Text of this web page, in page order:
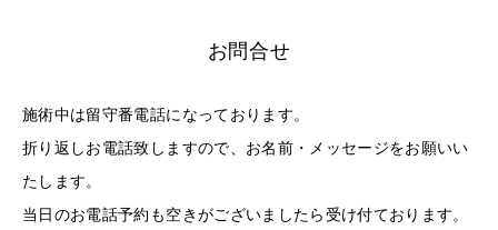
お問合せ
施術中は留守番電話になっております。
折り返しお電話致しますので、お名前・メッセージをお願いい
たします。
当日のお電話予約も空きがございましたら受け付ております。